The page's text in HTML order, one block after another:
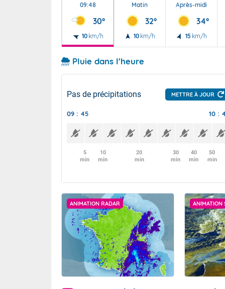
09:48
30°
10 km/h
Matin
32°
10 km/h
Après-midi
34°
15 km/h
Pluie dans l'heure
Pas de précipitations METTRE À JOUR
09 : 45 10 :
5
min
10
min
20
min
30
min
40
min
50
min
ANIMATION RADAR ANIMATION